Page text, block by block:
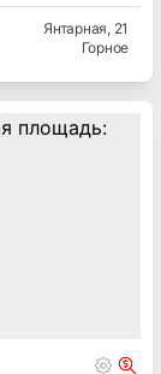
Янтарная, 21
Горное